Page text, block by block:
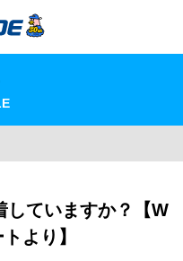
していますか？【W
より】